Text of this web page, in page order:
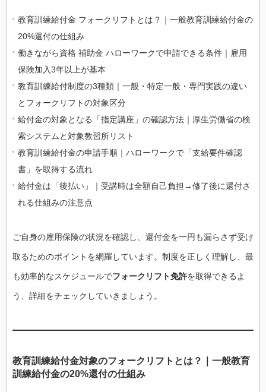
教育訓練給付金 フォークリフトとは？｜一般教育訓練給付金の
20%還付の仕組み
働きながら資格 補助金 ハローワークで申請できる条件｜雇用
保険加入3年以上が基本
教育訓練給付制度の3種類｜一般・特定一般・専門実践の違い
とフォークリフトの対象区分
給付金の対象となる「指定講座」の確認方法｜厚生労働省の検
索システムと対象教習所リスト
教育訓練給付金の申請手順｜ハローワークで「支給要件確認
書」を取得する流れ
給付金は「後払い」｜受講時は全額自己負担→修了後に還付さ
れる仕組みの注意点
ご自身の雇用保険の状況を確認し、還付金を一円も漏らさず受け
取るためのポイントを網羅しています。制度を正しく理解し、最
も効率的なスケジュールでフォークリフト免許を取得できるよ
う、詳細をチェックしていきましょう。
教育訓練給付金対象のフォークリフトとは？｜一般教育
訓練給付金の20%還付の仕組み